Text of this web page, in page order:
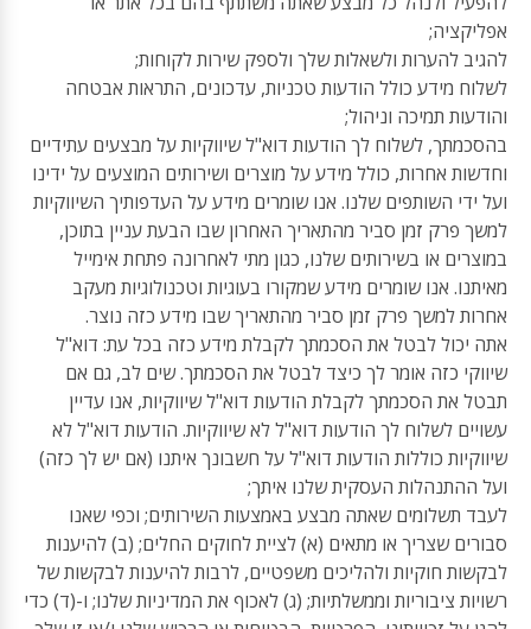
אפליקציה;
להגיב להערות ולשאלות שלך ולספק שירות לקוחות;
לשלוח מידע כולל הודעות טכניות, עדכונים, התראות אבטחה
והודעות תמיכה וניהול;
בהסכמתך, לשלוח לך הודעות דוא"ל שיווקיות על מבצעים עתידיים
וחדשות אחרות, כולל מידע על מוצרים ושירותים המוצעים על ידינו
ועל ידי השותפים שלנו. אנו שומרים מידע על העדפותיך השיווקיות
למשך פרק זמן סביר מהתאריך האחרון שבו הבעת עניין בתוכן,
במוצרים או בשירותים שלנו, כגון מתי לאחרונה פתחת אימייל
מאיתנו. אנו שומרים מידע שמקורו בעוגיות וטכנולוגיות מעקב
אחרות למשך פרק זמן סביר מהתאריך שבו מידע כזה נוצר.
אתה יכול לבטל את הסכמתך לקבלת מידע כזה בכל עת: דוא"ל
שיווקי כזה אומר לך כיצד לבטל את הסכמתך. שים לב, גם אם
תבטל את הסכמתך לקבלת הודעות דוא"ל שיווקיות, אנו עדיין
עשויים לשלוח לך הודעות דוא"ל לא שיווקיות. הודעות דוא"ל לא
שיווקיות כוללות הודעות דוא"ל על חשבונך איתנו (אם יש לך כזה)
ועל ההתנהלות העסקית שלנו איתך;
לעבד תשלומים שאתה מבצע באמצעות השירותים; וכפי שאנו
סבורים שצריך או מתאים (א) לציית לחוקים החלים; (ב) להיענות
לבקשות חוקיות ולהליכים משפטיים, לרבות להיענות לבקשות של
רשויות ציבוריות וממשלתיות; (ג) לאכוף את המדיניות שלנו; ו-(ד) כדי